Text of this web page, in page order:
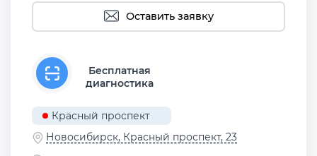
Оставить заявку
Бесплатная
диагностика
Красный проспект
Новосибирск, Красный проспект, 23